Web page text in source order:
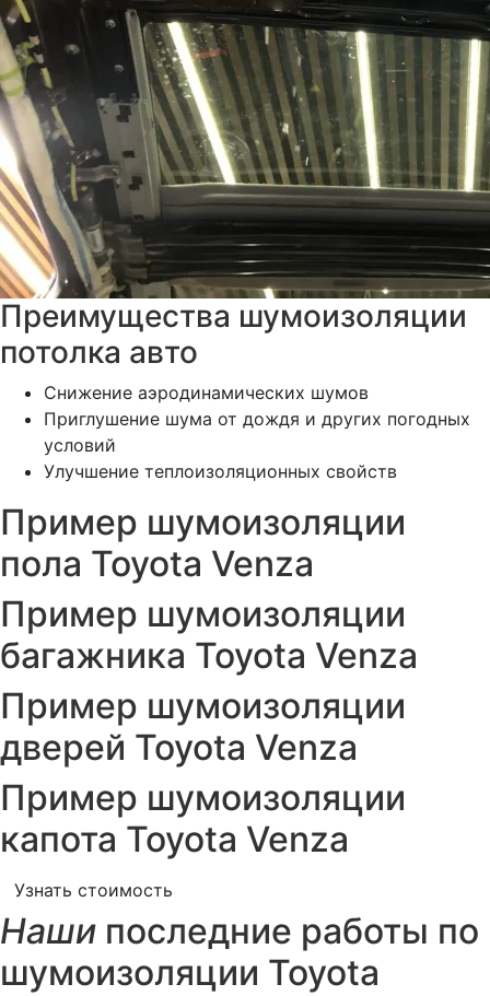
Преимущества шумоизоляции
потолка авто
Снижение аэродинамических шумов
Приглушение шума от дождя и других погодных
условий
Улучшение теплоизоляционных свойств
Пример шумоизоляции
пола Toyota Venza
Пример шумоизоляции
багажника Toyota Venza
Пример шумоизоляции
дверей Toyota Venza
Пример шумоизоляции
капота Toyota Venza
Узнать стоимость
Наши последние работы по
шумоизоляции Toyota